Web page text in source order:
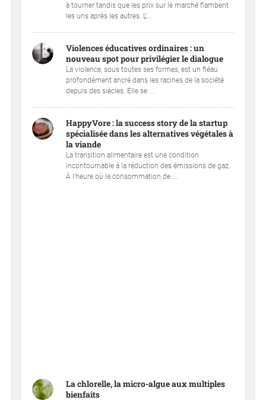
à tourner tandis que les prix sur le marché flambent
les uns après les autres. L’...
Violences éducatives ordinaires : un
nouveau spot pour privilégier le dialogue
La violence, sous toutes ses formes, est un fléau
profondément ancré dans les racines de la société
depuis des siècles. Elle se ...
HappyVore : la success story de la startup
spécialisée dans les alternatives végétales à
la viande
La transition alimentaire est une condition
incontournable à la réduction des émissions de gaz.
À l’heure où la consommation de ...
La chlorelle, la micro-algue aux multiples
bienfaits